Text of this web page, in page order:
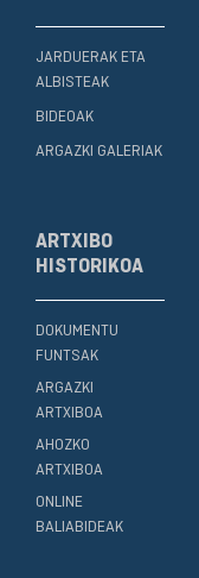
JARDUERAK ETA
ALBISTEAK
BIDEOAK
ARGAZKI GALERIAK
ARTXIBO
HISTORIKOA
DOKUMENTU
FUNTSAK
ARGAZKI
ARTXIBOA
AHOZKO
ARTXIBOA
ONLINE
BALIABIDEAK